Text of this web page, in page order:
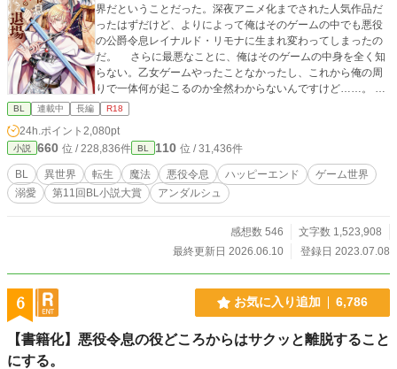
界だということだった。深夜アニメ化までされた人気作品だ
ったはずだけど、よりによって俺はそのゲームの中でも悪役
の公爵令息レイナルド・リモナに生まれ変わってしまったの
だ。 さらに最悪なことに、俺はそのゲームの中身を全く知
らない。乙女ゲームやったことなかったし、これから俺の周
りで一体何が起こるのか全然わからないんですけど……。
内容は知らなくとも、一時期SNSでトレンド入りして流れて
きた不穏なワードは多少なりとも覚えている。 「ダメナルド
安定の裏切り」 「約束された末路」 って……怖！ 俺何
やらかすの！？ せっかく素敵なファンタジーの世界なのに
急に将来が怖い！ 俺は世界の平和と己の平穏のために、公
爵家の次男としてのほのぼの生活を手にするべく堅実に生き
ようと固く決心した……はずだったのに気が付いたら同級生
を企てる怪しい陰謀にすっかり巻き込まれてるんですけ
ど？！ 無事約束された末路まで一直線の予感！？ いやい
の手で掴むんだ……！ 悪役になりたくない公爵令息がジタ
バタする物語。(徐々にBLです。ご注意ください) 第11回BL
にありがとうございました。(2024年11月に書籍化しました)
BL 連載中 長編 R18
24h.ポイント 2,080pt
小説 660 位 / 228,836件 BL 110 位 / 31,436件
BL 異世界 転生 魔法 悪役令息 ハッピーエンド
ゲーム世界
溺愛
第11回BL小説大賞 アンダルシュ
感想数 546
文字数 1,523,908
最終更新日 2026.06.10
登録日 2023.07.08
6 お気に入り追加 6,786
【書籍化】悪役令息の役どころからはサクッと離脱すること
にする。